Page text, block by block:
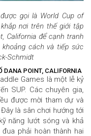
gọi là World Cup of
nơi trên thế giới tập
California để cạnh tranh
cách và tiếp sức
Schmidt
DANA POINT, CALIFORNIA
Games là một lễ kỷ
SUP. Các chuyên gia,
được mời tham dự và
là sân chơi hướng tới
năng lướt sóng và khả
phải hoàn thành hai